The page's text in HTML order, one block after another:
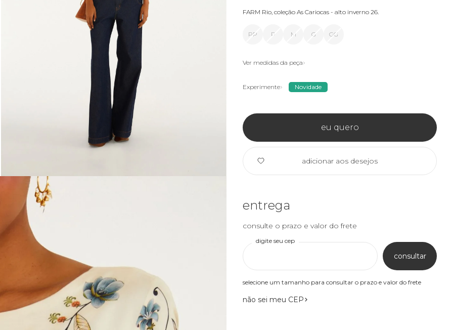
FARM Rio, coleção As Cariocas - alto inverno 26.
PP P M G GG
Ver medidas da peça
Experimente Novidade
eu quero
adicionar aos desejos
entrega
consulte o prazo e valor do frete
digite seu cep
consultar
selecione um tamanho para consultar o prazo e valor do frete
não sei meu CEP